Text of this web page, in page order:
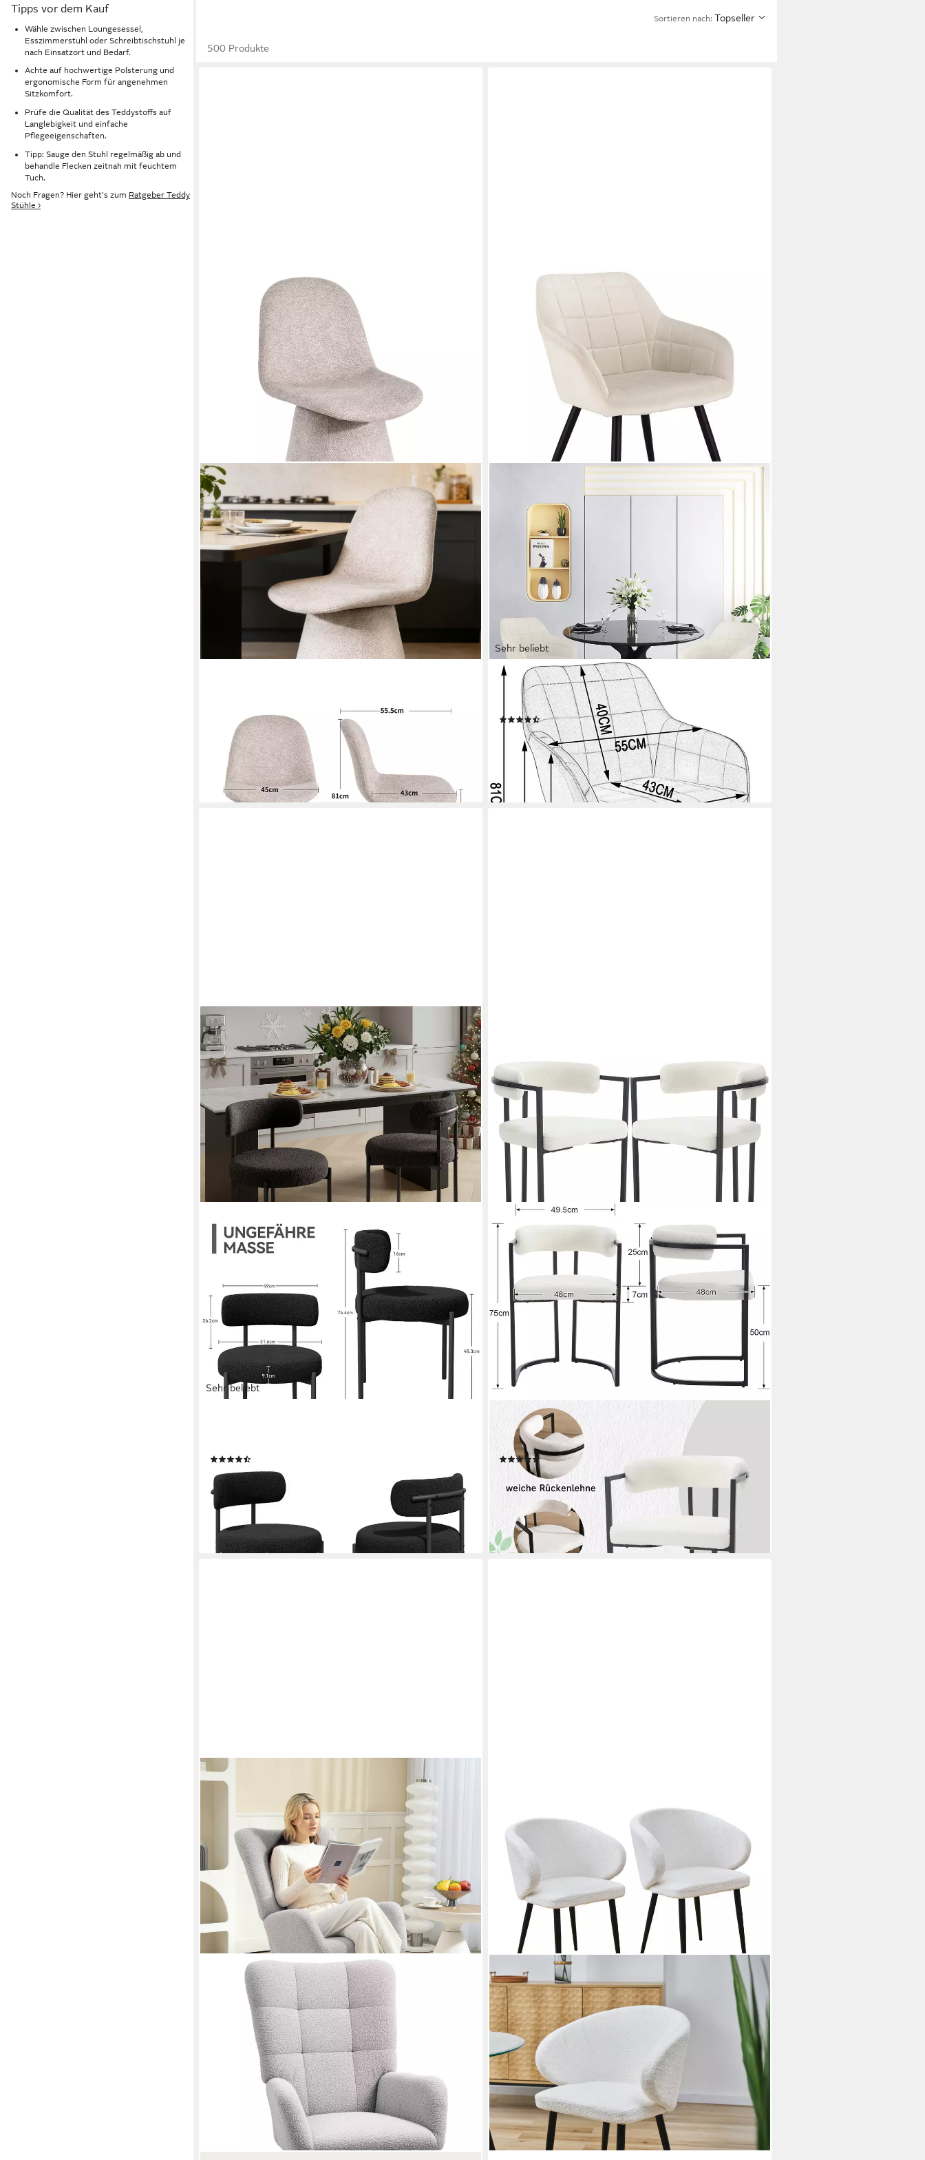
Tipps vor dem Kauf
Wähle zwischen Loungesessel,
Esszimmerstuhl oder Schreibtischstuhl je
nach Einsatzort und Bedarf.
Achte auf hochwertige Polsterung und
ergonomische Form für angenehmen
Sitzkomfort.
Prüfe die Qualität des Teddystoffs auf
Langlebigkeit und einfache
Pflegeeigenschaften.
Tipp: Sauge den Stuhl regelmäßig ab und
behandle Flecken zeitnah mit feuchtem
Tuch.
Noch Fragen? Hier geht's zum Ratgeber Teddy
Stühle ›
Sortieren nach: Topseller
500 Produkte
99,99 € UVP169,99 €
lieferbar - in 2-3 Werktagen bei dir
Sehr beliebt
WOLTU
Esszimmerstuhl (1 St), Polsterstuhl mit Armlehne,
Metallbeine
(259)
67,99 € UVP 139,99 €
lieferbar - in 3-4 Werktagen bei dir
+9
Sehr beliebt
ab 112,99 € UVP
(56,50 €/ 1 Stk)
-25%
WAHSON OFFICE CHAIRS
Esszimmerstuhl 2/4er Set Samt/Kunstleder/Kunstfell-
Eckstühle, schwarze Metallbeine (2 St)
(3)
ab 149,99 € UVP
-23%
lieferbar - in 3-4 Werktagen bei dir